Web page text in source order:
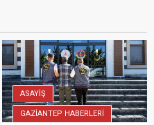
ASAYİŞ
GAZİANTEP HABERLERİ